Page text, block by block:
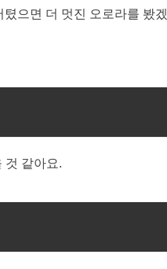
으면 더 멋진 오로라를
것 같아요.